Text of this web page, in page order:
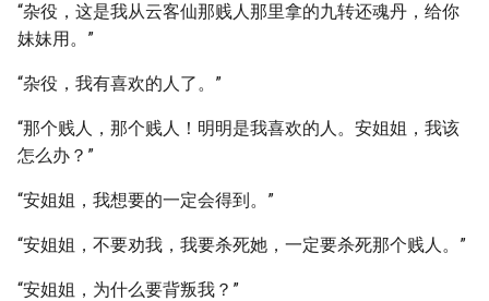
“杂役，这是我从云客仙那贱人那里拿的九转还魂丹，给你
妹妹用。”
“杂役，我有喜欢的人了。”
“那个贱人，那个贱人！明明是我喜欢的人。安姐姐，我该
怎么办？”
“安姐姐，我想要的一定会得到。”
“安姐姐，不要劝我，我要杀死她，一定要杀死那个贱人。”
“安姐姐，为什么要背叛我？”